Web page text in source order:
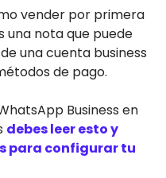
vender por primera
una nota que puede
una cuenta business
de pago.
Business en
debes leer esto y
para configurar tu